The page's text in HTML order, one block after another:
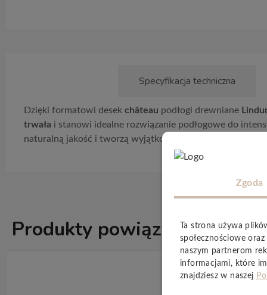
Specyfikacja techniczna
Dzięki formatowi desek château podłogi drewniane
trwała i stanowi idealne rozwiązanie podłogowe do
naturalną jakość i tworzą wyjątkową atmosferę w każdym
Produkty powiązane ZOBACZ
Zgoda
Ta strona używa
społecznościowe
naszym partnerom
informacjami, które
znajdziesz w naszej